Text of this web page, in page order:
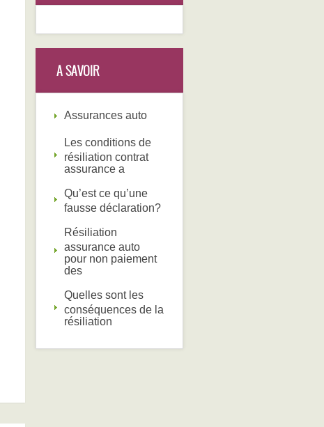
A SAVOIR
Assurances auto
Les conditions de
résiliation contrat
assurance a
Qu’est ce qu’une
fausse déclaration?
Résiliation
assurance auto
pour non paiement
des
Quelles sont les
conséquences de la
résiliation